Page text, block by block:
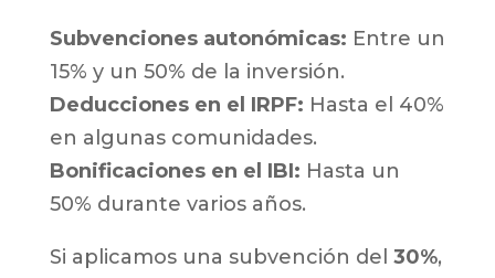
Subvenciones autonómicas: Entre un
15% y un 50% de la inversión.
Deducciones en el IRPF: Hasta el 40%
en algunas comunidades.
Bonificaciones en el IBI: Hasta un
50% durante varios años.
Si aplicamos una subvención del 30%,